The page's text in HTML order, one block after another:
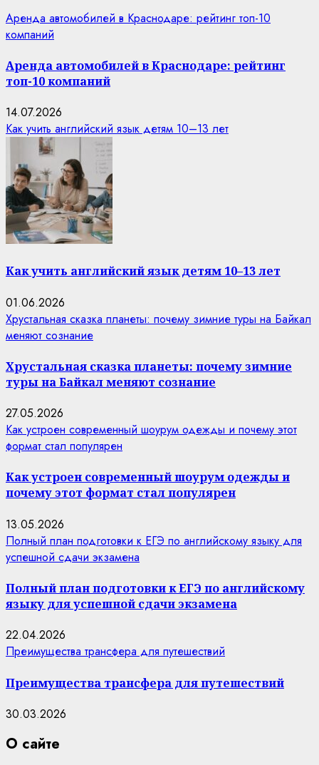
Аренда автомобилей в Краснодаре: рейтинг топ-10
компаний
Аренда автомобилей в Краснодаре: рейтинг
топ-10 компаний
14.07.2026
Как учить английский язык детям 10–13 лет
Как учить английский язык детям 10–13 лет
01.06.2026
Хрустальная сказка планеты: почему зимние туры на Байкал
меняют сознание
Хрустальная сказка планеты: почему зимние
туры на Байкал меняют сознание
27.05.2026
Как устроен современный шоурум одежды и почему этот
формат стал популярен
Как устроен современный шоурум одежды и
почему этот формат стал популярен
13.05.2026
Полный план подготовки к ЕГЭ по английскому языку для
успешной сдачи экзамена
Полный план подготовки к ЕГЭ по английскому
языку для успешной сдачи экзамена
22.04.2026
Преимущества трансфера для путешествий
Преимущества трансфера для путешествий
30.03.2026
О сайте